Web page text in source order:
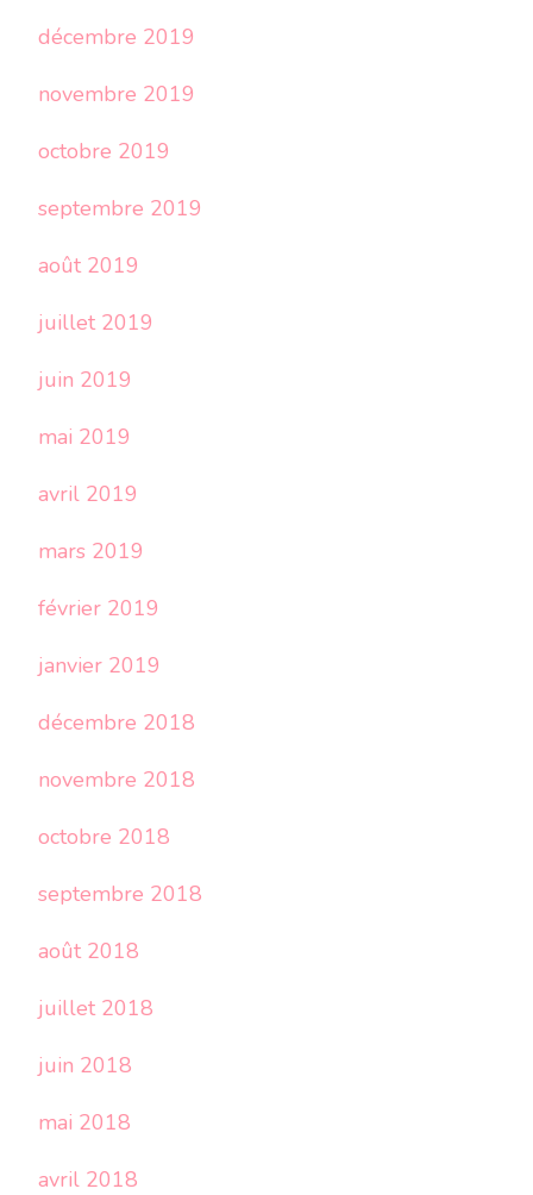
décembre 2019
novembre 2019
octobre 2019
septembre 2019
août 2019
juillet 2019
juin 2019
mai 2019
avril 2019
mars 2019
février 2019
janvier 2019
décembre 2018
novembre 2018
octobre 2018
septembre 2018
août 2018
juillet 2018
juin 2018
mai 2018
avril 2018